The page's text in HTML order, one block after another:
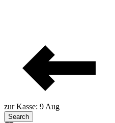
zur Kasse: 9 Aug
Search